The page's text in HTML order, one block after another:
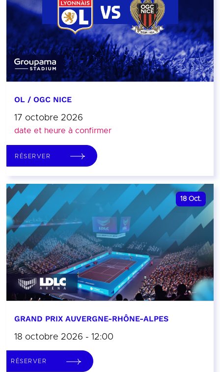
OL / OGC NICE
17 octobre 2026
date et heure à confirmer
RÉSERVER
18 Oct.
GRAND PRIX AUVERGNE-RHÔNE-ALPES
18 octobre 2026 - 12:00
RÉSERVER